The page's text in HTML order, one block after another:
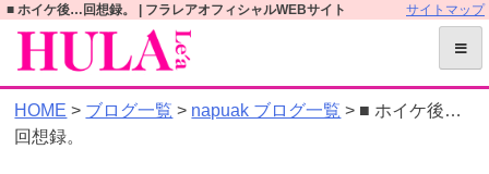
S
p
■ ホイケ後…回想録。 | フラレアオフィシャルWEBサイト サイトマップ
HOME > ブログ一覧 > napuak ブログ一覧 > ■ ホイケ後…
回想録。